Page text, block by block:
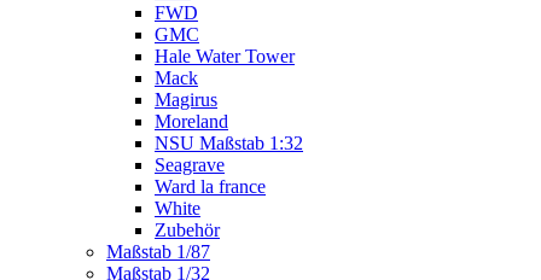
FWD
GMC
Hale Water Tower
Mack
Magirus
Moreland
NSU Maßstab 1:32
Seagrave
Ward la france
White
Zubehör
Maßstab 1/87
Maßstab 1/32